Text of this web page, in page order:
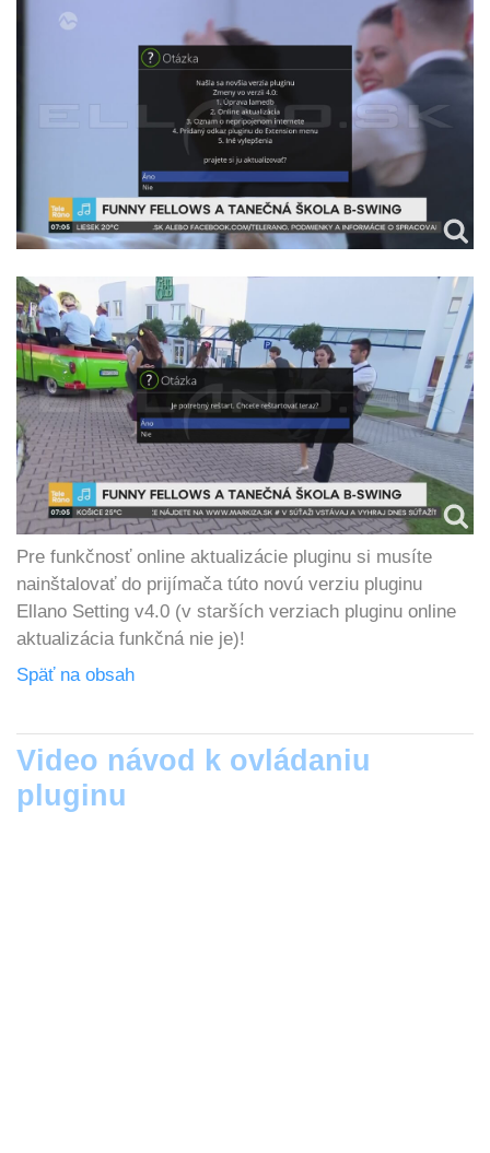
Pre funkčnosť online aktualizácie pluginu si musíte
nainštalovať do prijímača túto novú verziu pluginu
Ellano Setting v4.0 (v starších verziach pluginu online
aktualizácia funkčná nie je)!
Späť na obsah
Video návod k ovládaniu
pluginu